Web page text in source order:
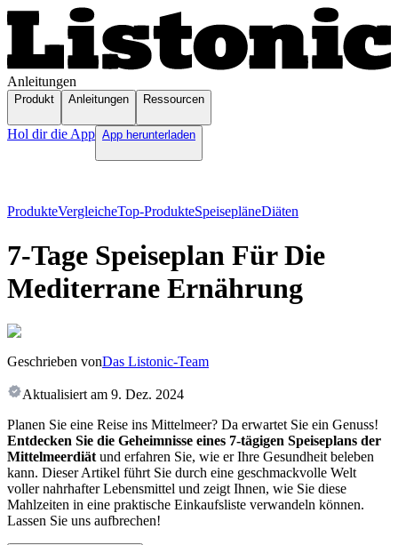
Anleitungen
Produkt Anleitungen Ressourcen
Hol dir die App App herunterladen
ProdukteVergleicheTop-ProdukteSpeisepläneDiäten
7-Tage Speiseplan Für Die
Mediterrane Ernährung
Geschrieben vonDas Listonic-Team
Aktualisiert am 9. Dez. 2024
Planen Sie eine Reise ins Mittelmeer? Da erwartet Sie ein Genuss!
Entdecken Sie die Geheimnisse eines 7-tägigen Speiseplans der
Mittelmeerdiät und erfahren Sie, wie er Ihre Gesundheit beleben
kann. Dieser Artikel führt Sie durch eine geschmackvolle Welt
voller nahrhafter Lebensmittel und zeigt Ihnen, wie Sie diese
Mahlzeiten in eine praktische Einkaufsliste verwandeln können.
Lassen Sie uns aufbrechen!